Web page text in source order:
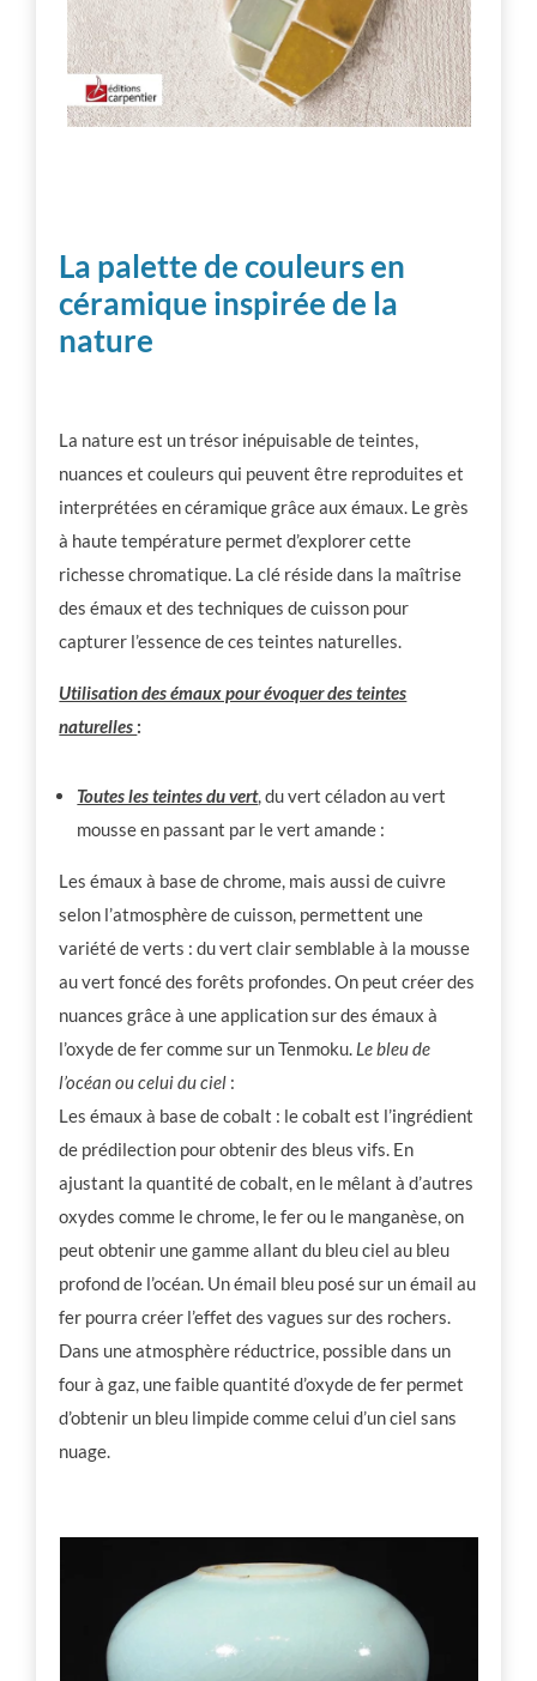
La palette de couleurs en
céramique inspirée de la
nature
La nature est un trésor inépuisable de teintes,
nuances et couleurs qui peuvent être reproduites et
interprétées en céramique grâce aux émaux. Le grès
à haute température permet d’explorer cette
richesse chromatique. La clé réside dans la maîtrise
des émaux et des techniques de cuisson pour
capturer l’essence de ces teintes naturelles.
Utilisation des émaux pour évoquer des teintes
naturelles :
Toutes les teintes du vert, du vert céladon au vert
mousse en passant par le vert amande :
Les émaux à base de chrome, mais aussi de cuivre
selon l’atmosphère de cuisson, permettent une
variété de verts : du vert clair semblable à la mousse
au vert foncé des forêts profondes. On peut créer des
nuances grâce à une application sur des émaux à
l’oxyde de fer comme sur un Tenmoku. Le bleu de
l’océan ou celui du ciel :
Les émaux à base de cobalt : le cobalt est l’ingrédient
de prédilection pour obtenir des bleus vifs. En
ajustant la quantité de cobalt, en le mêlant à d’autres
oxydes comme le chrome, le fer ou le manganèse, on
peut obtenir une gamme allant du bleu ciel au bleu
profond de l’océan. Un émail bleu posé sur un émail au
fer pourra créer l’effet des vagues sur des rochers.
Dans une atmosphère réductrice, possible dans un
four à gaz, une faible quantité d’oxyde de fer permet
d’obtenir un bleu limpide comme celui d’un ciel sans
nuage.